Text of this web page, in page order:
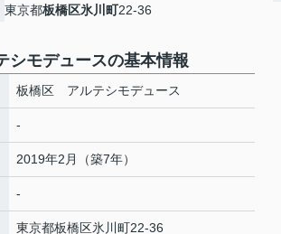
東京都板橋区氷川町22-36
モデュースの基本情報
板橋区 アルテシモデュース
-
2019年2月（築7年）
-
東京都板橋区氷川町22-36